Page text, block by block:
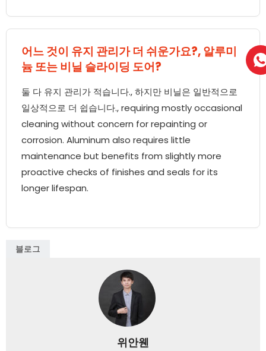
어느 것이 유지 관리가 더 쉬운가요?, 알루미
늄 또는 비닐 슬라이딩 도어?
둘 다 유지 관리가 적습니다., 하지만 비닐은 일반적으로
일상적으로 더 쉽습니다.,requiring mostly occasional
cleaning without concern for repainting or
corrosion. Aluminum also requires little
maintenance but benefits from slightly more
proactive checks of finishes and seals for its
longer lifespan.
블로그
위안웬